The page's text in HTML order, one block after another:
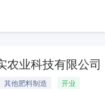
农业科技有限公司
其他肥料制造
开业